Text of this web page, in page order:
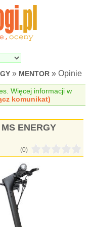
» MENTOR » Opinie
Więcej informacji w
komunikat)
ENERGY
(0)